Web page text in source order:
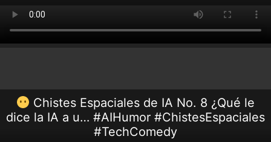
Chistes Espaciales de IA No. 8 ¿Qué le
dice la IA a u… #AIHumor #ChistesEspaciales
#TechComedy